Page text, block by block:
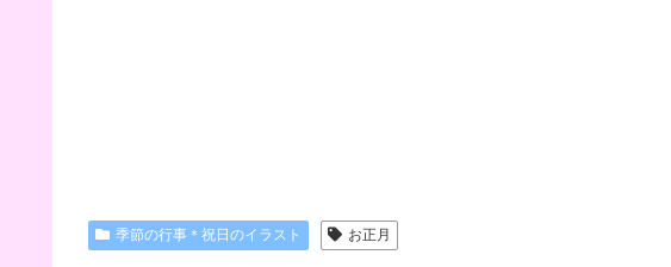
季節の行事＊祝日のイラスト お正月